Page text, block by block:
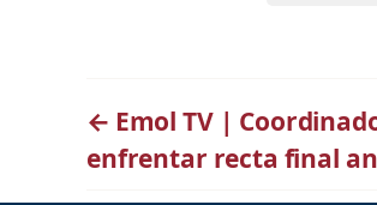
← Emol TV |
enfrentar recta final